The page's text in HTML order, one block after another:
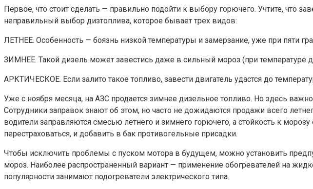
Первое, что стоит сделать — правильно подойти к выбору горючего. Учтите, что
неправильный выбор дизтоплива, которое бывает трех видов:
ЛЕТНЕЕ. Особенность — боязнь низкой температуры и замерзание, уже при пяти
ЗИМНЕЕ. Такой дизель может завестись даже в сильный мороз (при температуре
АРКТИЧЕСКОЕ. Если залито такое топливо, завести двигатель удастся до
Уже с ноября месяца, на АЗС продается зимнее дизельное топливо. Но здесь
Сотрудники заправок знают об этом, но часто не дожидаются продажи всего
водители заправляются смесью летнего и зимнего горючего, а стойкость к
перестраховаться, и добавить в бак противогельные присадки.
Чтобы исключить проблемы с пуском мотора в будущем, можно установить
мороз. Наиболее распространенный вариант — применение обогревателей на
популярности занимают подогреватели электрического типа.